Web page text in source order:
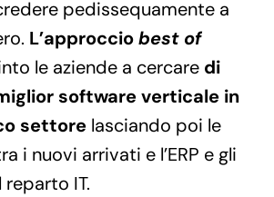
pedissequamente a
L’approcciobest of
le aziende a cercare di
software verticale in
settore lasciando poi le
i nuovi arrivati e l’ERP e gli
IT.